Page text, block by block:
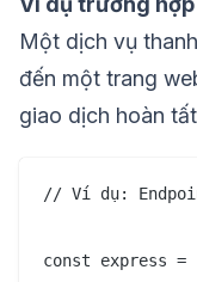
Một dịch vụ
đến một trang
giao dịch hoàn
// Ví dụ:
const express